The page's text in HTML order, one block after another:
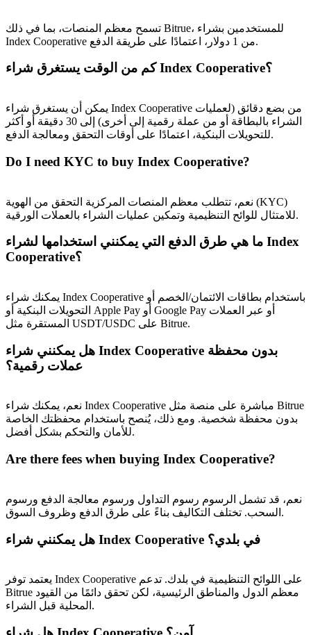
الإحالة
قم بدعوة صديق لتحصل على مكافآت نقدية
BTC Welcome Rewards
Deposit & Trade BTC to Share 25000 USDT prize pool!
Deposit CASHCAT & Win
Share 500000 CASHCAT prize pool
Exclusive for BitMart Users
Register & Trade to Win 500,000 USDT
Precious Metals Trading Carnival
تسمح معظم المنصات، بما في ذلك Bitrue، للمستخدمين بشراء
Index Cooperative من 1 دولار، اعتمادًا على طريقة الدفع.
كم من الوقت يستغرق شراء Index Cooperative؟
يمكن أن يستغرق شراء Index Cooperative من بضع دقائق (لعمليات
الشراء بالبطاقة أو من عملة رقمية إلى أخرى) إلى 30 دقيقة أو أكثر
للتحويلات البنكية، اعتمادًا على أوقات التحقق ومعالجة الدفع.
Do I need KYC to buy Index Cooperative?
نعم، تتطلب معظم المنصات المركزية التحقق من الهوية (KYC)
للامتثال للوائح التنظيمية وتمكين عمليات الشراء بالعملات الورقية.
ما هي طرق الدفع التي يمكنني استخدامها لشراء Index
Cooperative؟
يمكنك شراء Index Cooperative باستخدام بطاقات الائتمان/الخصم أو
التحويلات البنكية أو Apple Pay أو Google Pay أو عبر العملات
المستقرة مثل USDT/USDC على Bitrue.
هل يمكنني شراء Index Cooperative بدون محفظة
عملات رقمية؟
نعم، يمكنك شراء Index Cooperative مباشرة على منصة مثل Bitrue
بدون محفظة شخصية. ومع ذلك، يُنصح باستخدام محفظتك الخاصة
للأمان والتحكم بشكل أفضل.
Are there fees when buying Index Cooperative?
نعم، قد تشمل الرسوم رسوم التداول ورسوم معالجة الدفع ورسوم
السحب. تختلف التكاليف بناءً على طرق الدفع وظروف السوق.
هل يمكنني شراء Index Cooperative في بلدي؟
يعتمد توفر Index Cooperative على اللوائح التنظيمية في بلدك. تدعم
Bitrue معظم الدول والمناطق الرئيسية، لكن تحقق دائمًا من القيود
المحلية قبل الشراء.